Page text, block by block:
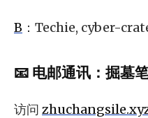
B ：Techie, cyber-
📧 电邮通讯 ： 掘墓
访问